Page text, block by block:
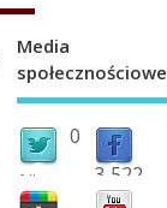
Media
społecznościowe
0
followers 3,522
fans